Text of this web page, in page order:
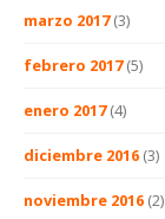
marzo 2017(3)
febrero 2017(5)
enero 2017(4)
diciembre 2016 (3)
noviembre 2016 (2)